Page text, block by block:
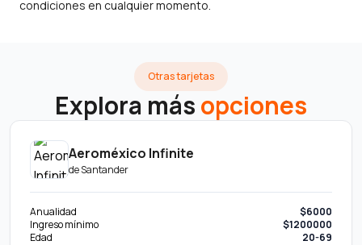
condiciones en cualquier momento.
Otras tarjetas
Explora másopciones
Aeroméxico Infinite
deSantander
Anualidad
$6000
Ingreso mínimo
$1200000
Edad
20-69